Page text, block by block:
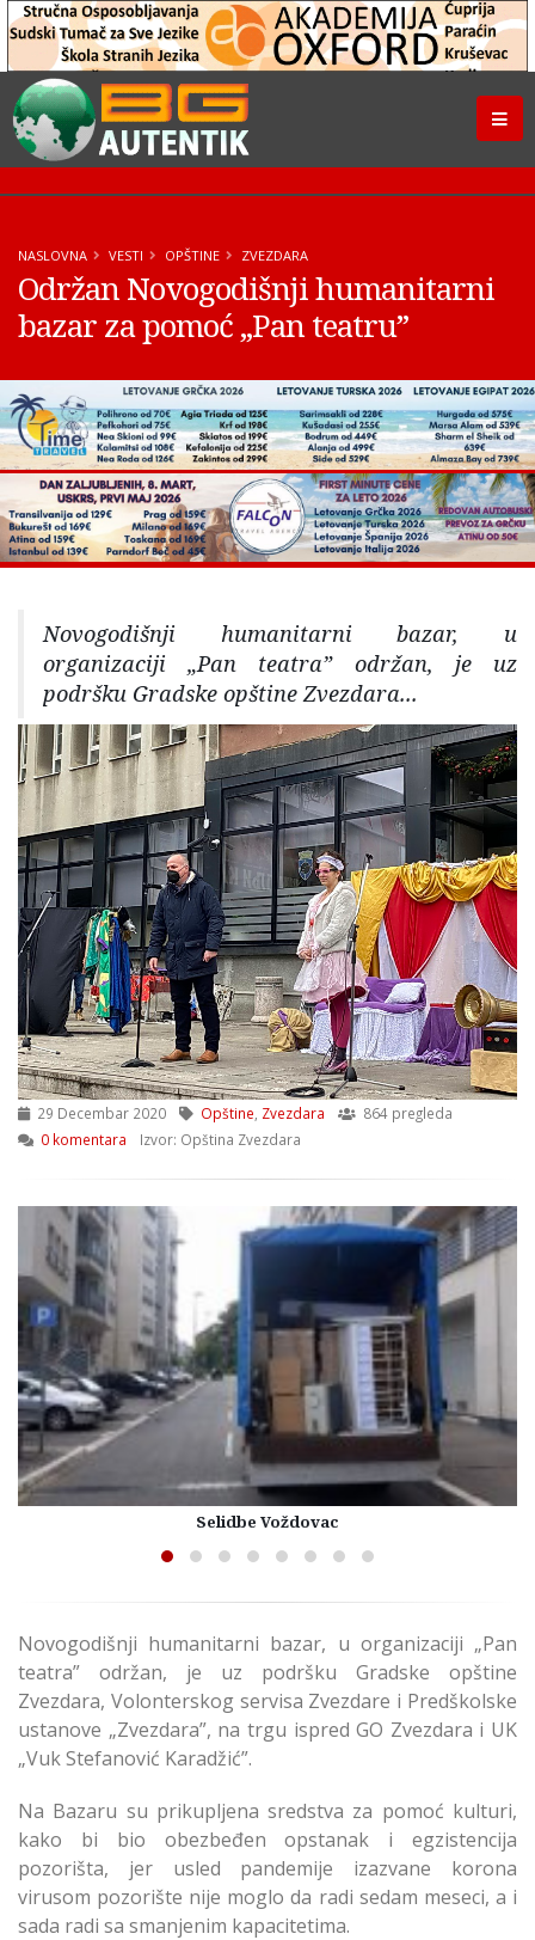
NASLOVNA VESTI OPŠTINE ZVEZDARA
Održan Novogodišnji humanitarni
bazar za pomoć „Pan teatru”
Novogodišnji humanitarni bazar, u
organizaciji „Pan teatra” održan, je uz
podršku Gradske opštine Zvezdara...
29 Decembar 2020 Opštine Zvezdara
864 pregleda
0 komentara
Izvor: Opština Zvezdara
Selidbe Voždovac
Novogodišnji humanitarni bazar, u organizaciji „Pan
teatra” održan, je uz podršku Gradske opštine
Zvezdara, Volonterskog servisa Zvezdare i Predškolske
ustanove „Zvezdara”, na trgu ispred GO Zvezdara i UK
„Vuk Stefanović Karadžić”.
Na Bazaru su prikupljena sredstva za pomoć kulturi,
kako bi bio obezbeđen opstanak i egzistencija
pozorišta, jer usled pandemije izazvane korona
virusom pozorište nije moglo da radi sedam meseci, a i
sada radi sa smanjenim kapacitetima.